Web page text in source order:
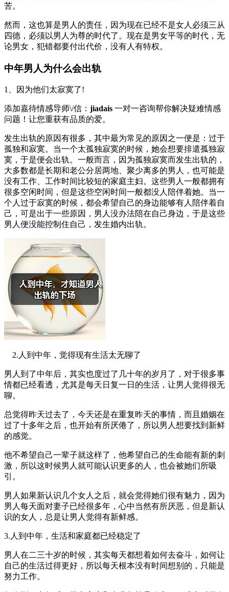
苦。
然而，这也算是男人的责任，因为现在已经不是女人必须三从
四德，必须以男人为尊的时代了。现在是男女平等的时代，无
论男女，犯错都要付出代价，没有人有特权。
中年男人为什么会出轨
1、因为他们太寂寞了!
添加嘉待情感导师\/信： jiadais 一对一咨询帮你解决疑难情感
问题！让您重获有品质的爱。
发生出轨的原因有很多，其中最为常见的原因之一便是：过于
孤独和寂寞。当一个太孤独寂寞的时候，她会想要排遣孤独寂
寞，于是便会出轨。一般而言，因为孤独寂寞而发生出轨的，
大多数都是长期和老公分居两地、聚少离多的男人，也可能是
没有工作、工作时间比较短的家庭主妇。这些男人一般都拥有
很多空闲时间，但是这些空闲时间一般都没人陪伴着她。当一
个人过于寂寞的时候，都会希望自己的身边能够有人陪伴着自
己，可是出于一些原因，男人没办法陪在自己身边，于是这些
男人便没能控制住自己，发生婚内出轨。
2.人到中年，觉得现有生活太无聊了
男人到了中年后，其实也度过了几十年的岁月了，对于很多事
情都已经看透，尤其是每天日复一日的生活，让男人觉得很无
聊。
总觉得昨天过去了，今天还是在重复昨天的事情，而且婚姻在
过了十多年之后，也开始有所厌倦了，所以男人想要找到新鲜
的感觉。
他不希望自己一辈子就这样了，他希望自己的生命能有新的刺
激，所以这时候男人就可能认识更多的人，也会被她们所吸
引。
男人如果新认识几个女人之后，就会觉得她们很有魅力，因为
男人每天面对妻子已经很多年，心中当然有所厌恶，但是新认
识的女人，总是让男人觉得有新鲜感。
3.人到中年，生活和家庭都已经稳定了
男人在二三十岁的时候，其实每天都想着如何去奋斗，如何让
自己的生活过得更好，所以每天根本没有时间想别的，只能是
努力工作。